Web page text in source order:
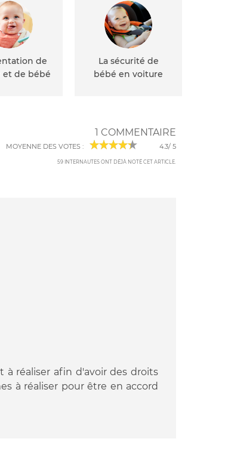
de
et de bébé
La sécurité de
bébé en voiture
1 COMMENTAIRE
MOYENNE DES VOTES : 4.3/ 5
59 INTERNAUTES ONT DÉJÀ NOTÉ CET ARTICLE.
réaliser afin d'avoir des droits
à réaliser pour être en accord